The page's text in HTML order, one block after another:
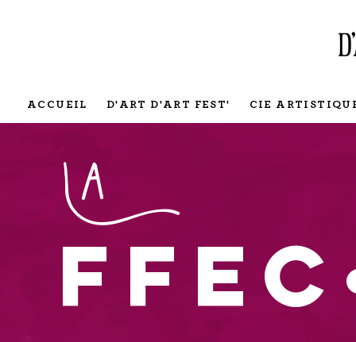
ACCUEIL D'ART D'ART FEST' CIE
La